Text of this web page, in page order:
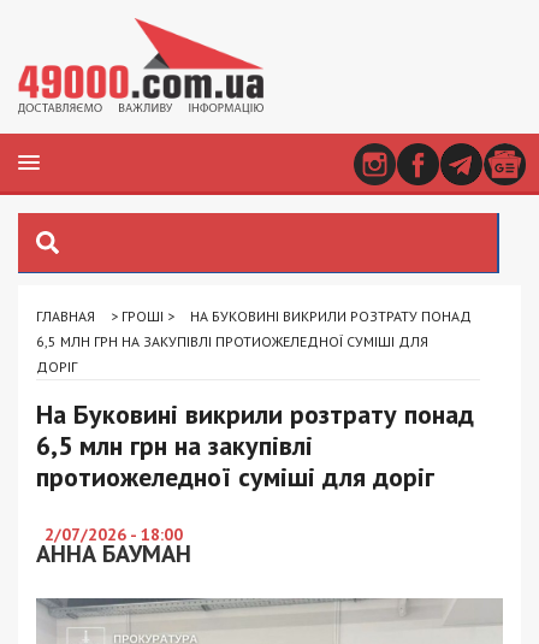
ГЛАВНАЯ > ГРОШІ >
НА БУКОВИНІ ВИКРИЛИ РОЗТРАТУ ПОНАД
6,5 МЛН ГРН НА ЗАКУПІВЛІ ПРОТИОЖЕЛЕДНОЇ СУМІШІ ДЛЯ
ДОРІГ
На Буковині викрили розтрату понад
6,5 млн грн на закупівлі
протиожеледної суміші для доріг
2/07/2026 - 18:00
АННА БАУМАН